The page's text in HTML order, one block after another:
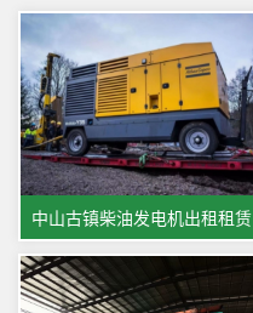
中山古镇柴油发电机出租租赁